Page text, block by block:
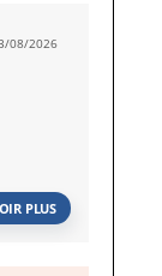
08/2026
PLUS